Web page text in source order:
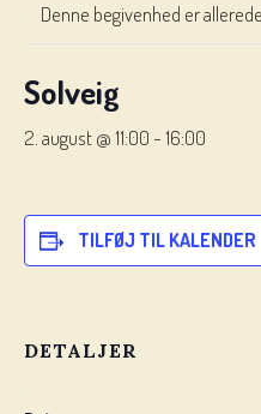
Denne begivenhed er
Solveig
2. august @ 11:00 -16:00
TILFØJ TIL KALENDER
DETALJER